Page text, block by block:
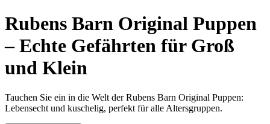
Rubens Barn Original Puppen
– Echte Gefährten für Groß
und Klein
Tauchen Sie ein in die Welt der Rubens Barn Original Puppen:
Lebensecht und kuschelig, perfekt für alle Altersgruppen.